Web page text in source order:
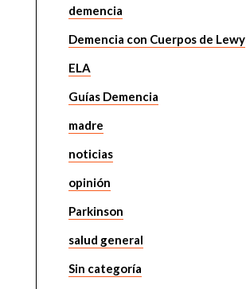
demencia
Demencia con Cuerpos de Lewy
ELA
Guías Demencia
madre
noticias
opinión
Parkinson
salud general
Sin categoría